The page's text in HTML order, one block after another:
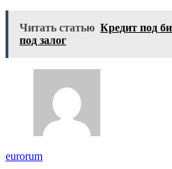
Читать статью Кредит под
под залог
eurorum